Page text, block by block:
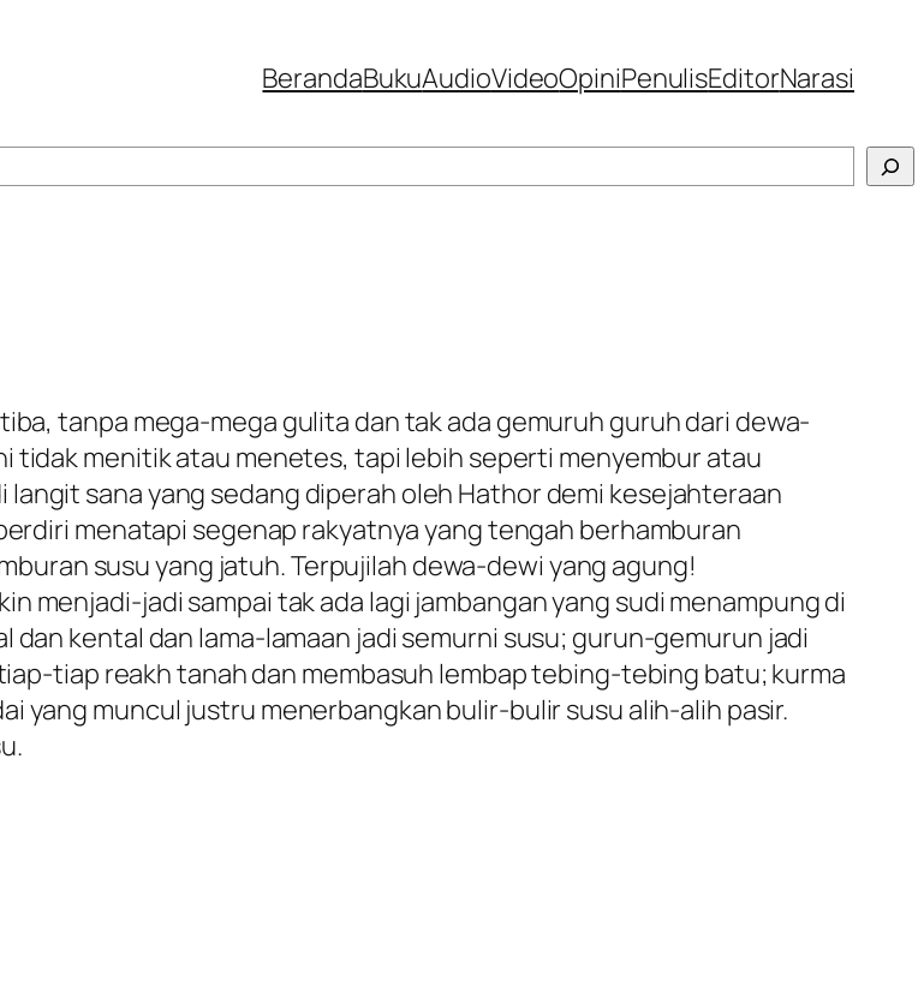
BerandaBukuAudioVideoOpiniPenulisEditorNarasi
tanpa mega-mega gulita dan tak ada gemuruh guruh dari dewa-
tidak menitik atau menetes, tapi lebih seperti menyembur atau
sana yang sedang diperah oleh Hathor demi kesejahteraan
menatapi segenap rakyatnya yang tengah berhamburan
susu yang jatuh. Terpujilah dewa-dewi yang agung!
menjadi-jadi sampai tak ada lagi jambangan yang sudi menampung di
kental dan lama-lamaan jadi semurni susu; gurun-gemurun jadi
tiap reakh tanah dan membasuh lembap tebing-tebing batu; kurma
yang muncul justru menerbangkan bulir-bulir susu alih-alih pasir.